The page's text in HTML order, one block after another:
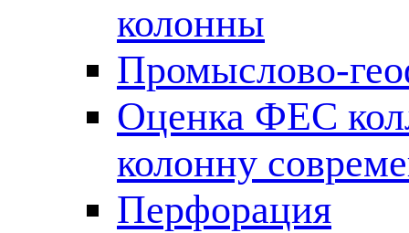
колонны
Промыслово-
Оценка ФЕС
колонну
Перфорация